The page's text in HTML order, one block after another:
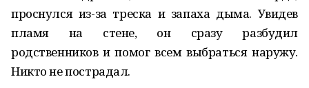
проснулся из-за треска и запаха дыма. Увидев
пламя на стене, он сразу разбудил
родственников и помог всем выбраться наружу.
Никто не пострадал.